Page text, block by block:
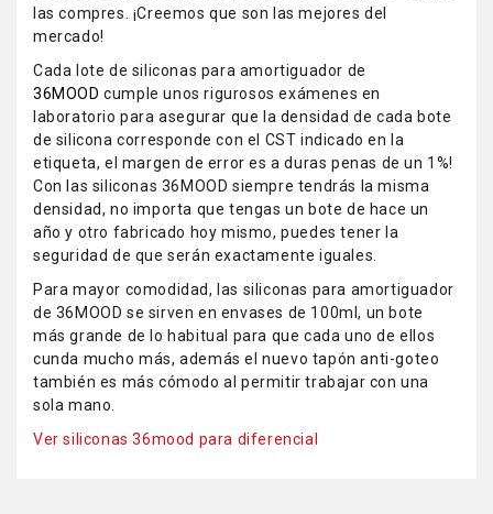
las compres. ¡Creemos que son las mejores del
mercado!
Cada lote de siliconas para amortiguador de
36MOOD cumple unos rigurosos exámenes en
laboratorio para asegurar que la densidad de cada bote
de silicona corresponde con el CST indicado en la
etiqueta, el margen de error es a duras penas de un 1%!
Con las siliconas 36MOOD siempre tendrás la misma
densidad, no importa que tengas un bote de hace un
año y otro fabricado hoy mismo, puedes tener la
seguridad de que serán exactamente iguales.
Para mayor comodidad, las siliconas para amortiguador
de 36MOOD se sirven en envases de 100ml, un bote
más grande de lo habitual para que cada uno de ellos
cunda mucho más, además el nuevo tapón anti-goteo
también es más cómodo al permitir trabajar con una
sola mano.
Ver siliconas 36mood para diferencial